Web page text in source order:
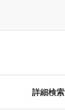
詳細検索